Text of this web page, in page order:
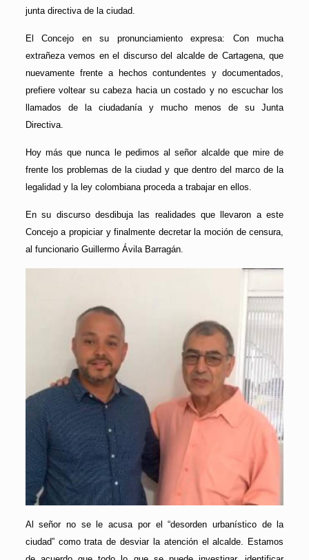
junta directiva de la ciudad.
El Concejo en su pronunciamiento expresa: Con mucha
extrañeza vemos en el discurso del alcalde de Cartagena, que
nuevamente frente a hechos contundentes y documentados,
prefiere voltear su cabeza hacia un costado y no escuchar los
llamados de la ciudadanía y mucho menos de su Junta
Directiva.
Hoy más que nunca le pedimos al señor alcalde que mire de
frente los problemas de la ciudad y que dentro del marco de la
legalidad y la ley colombiana proceda a trabajar en ellos.
En su discurso desdibuja las realidades que llevaron a este
Concejo a propiciar y finalmente decretar la moción de censura,
al funcionario Guillermo Ávila Barragán.
Al señor no se le acusa por el “desorden urbanístico de la
ciudad” como trata de desviar la atención el alcalde. Estamos